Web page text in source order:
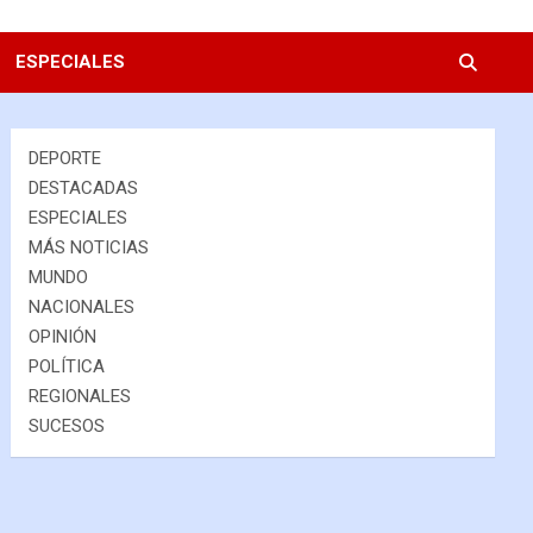
ESPECIALES
DEPORTE
DESTACADAS
ESPECIALES
MÁS NOTICIAS
MUNDO
NACIONALES
OPINIÓN
POLÍTICA
REGIONALES
SUCESOS